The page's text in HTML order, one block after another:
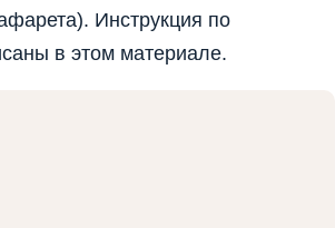
Инструкция по
в этом материале.